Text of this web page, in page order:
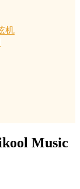
机
Music